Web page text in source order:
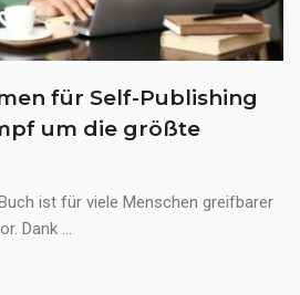
für Self-Publishing
um die größte
ist für viele Menschen greifbarer
Dank ...